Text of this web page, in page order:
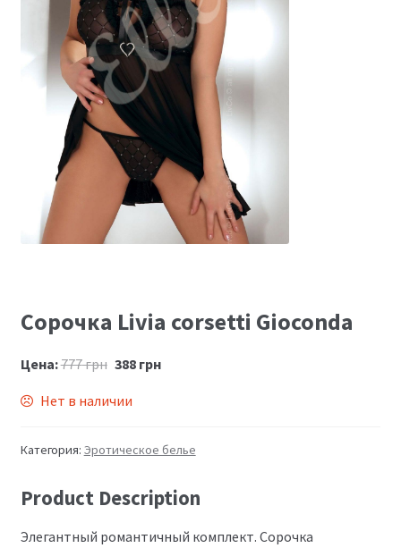
Размеры
Контакты
Обратная связь
Сорочка Livia corsetti Gioconda
Цена:777грн 388грн
Нет в наличии
Категория: Эротическое белье
Product Description
Элегантный романтичный комплект. Сорочка